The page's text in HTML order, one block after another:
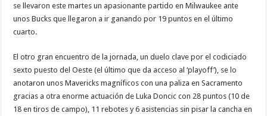
se llevaron este martes un apasionante partido en Milwaukee ante
unos Bucks que llegaron a ir ganando por 19 puntos en el último
cuarto.
El otro gran encuentro de la jornada, un duelo clave por el codiciado
sexto puesto del Oeste (el último que da acceso al ‘playoff’), se lo
anotaron unos Mavericks magníficos con una paliza en Sacramento
gracias a otra enorme actuación de Luka Doncic con 28 puntos (10 de
18 en tiros de campo), 11 rebotes y 6 asistencias sin pisar la cancha en